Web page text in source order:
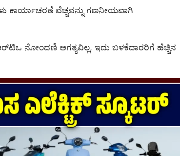
ಕಾರ್ಯಾಚರಣೆ ವೆಚ್ಚವನ್ನು ಗಣನೀಯವಾಗಿ
ನೋಂದಣಿ ಅಗತ್ಯವಿಲ್ಲ, ಇದು ಬಳಕೆದಾರರಿಗೆ ಹೆಚ್ಚಿನ